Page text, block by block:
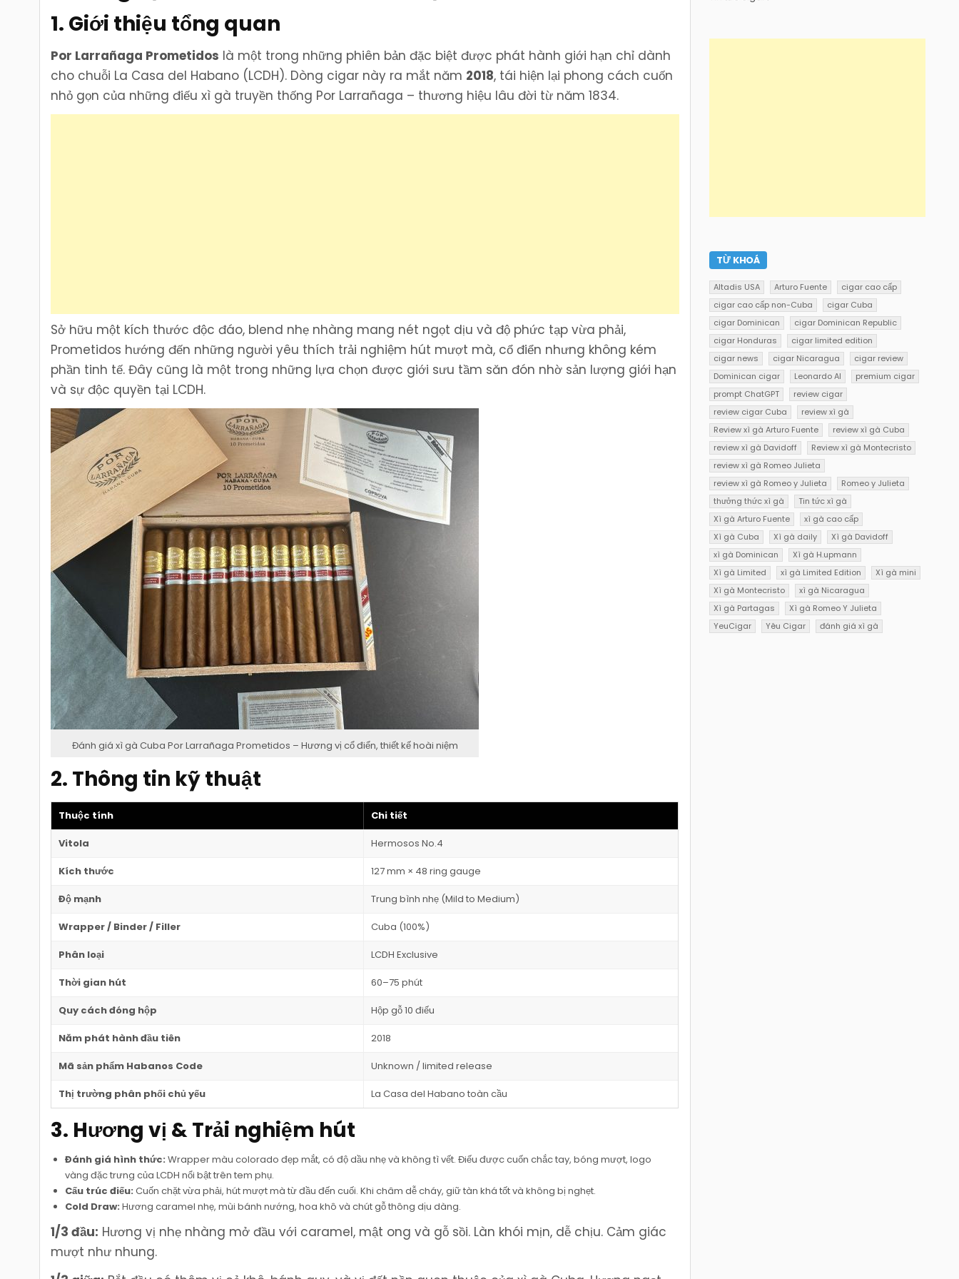
1. Giới thiệu tổng quan
Por Larrañaga Prometidos là một trong những phiên bản đặc biệt được phát hành giới hạn chỉ dành
cho chuỗi La Casa del Habano (LCDH). Dòng cigar này ra mắt năm 2018, tái hiện lại phong cách cuốn
nhỏ gọn của những điếu xì gà truyền thống Por Larrañaga – thương hiệu lâu đời từ năm 1834.
Sở hữu một kích thước độc đáo, blend nhẹ nhàng mang nét ngọt dịu và độ phức tạp vừa phải,
Prometidos hướng đến những người yêu thích trải nghiệm hút mượt mà, cổ điển nhưng không kém
phần tinh tế. Đây cũng là một trong những lựa chọn được giới sưu tầm săn đón nhờ sản lượng giới hạn
và sự độc quyền tại LCDH.
Đánh giá xì gà Cuba Por Larrañaga Prometidos – Hương vị cổ điển, thiết kế hoài niệm
2. Thông tin kỹ thuật
Thuộc tính Chi tiết
Vitola Hermosos No.4
Kích thước 127 mm × 48 ring gauge
Độ mạnh Trung bình nhẹ (Mild to Medium)
Wrapper / Binder / Filler Cuba (100%)
Phân loại LCDH Exclusive
Thời gian hút 60–75 phút
Quy cách đóng hộp Hộp gỗ 10 điếu
Năm phát hành đầu tiên 2018
Mã sản phẩm Habanos Code Unknown / limited release
Thị trường phân phối chủ yếu La Casa del Habano toàn cầu
3. Hương vị & Trải nghiệm hút
Đánh giá hình thức: Wrapper màu colorado đẹp mắt, có độ dầu nhẹ và không tì vết. Điếu được cuốn chắc tay, bóng mượt, logo
vàng đặc trưng của LCDH nổi bật trên tem phụ.
Cấu trúc điếu: Cuốn chặt vừa phải, hút mượt mà từ đầu đến cuối. Khi châm dễ cháy, giữ tàn khá tốt và không bị nghẹt.
Cold Draw: Hương caramel nhẹ, mùi bánh nướng, hoa khô và chút gỗ thông dịu dàng.
1/3 đầu: Hương vị nhẹ nhàng mở đầu với caramel, mật ong và gỗ sồi. Làn khói mịn, dễ chịu. Cảm giác
mượt như nhung.
TỪ KHOÁ
Altadis USA Arturo Fuente
cigar cao cấp
cigar cao cấp non-Cuba
cigar Cuba
cigar Dominican
cigar Dominican Republic
cigar Honduras
cigar limited edition
cigar news
cigar Nicaragua
cigar review
Dominican cigar
Leonardo AI
premium cigar
prompt ChatGPT
review cigar
review cigar Cuba
review xì gà
Review xì gà Arturo Fuente
review xì gà Cuba
review xì gà Davidoff
Review xì gà Montecristo
review xì gà Romeo Julieta
review xì gà Romeo y Julieta
Romeo y Julieta
thưởng thức xì gà
Tin tức xì gà
Xì gà Arturo Fuente
xì gà cao cấp
Xì gà Cuba
Xì gà daily
Xì gà Davidoff
xì gà Dominican
Xì gà H.upmann
Xì gà Limited
xì gà Limited Edition
Xì gà mini
Xì gà Montecristo
xì gà Nicaragua
Xì gà Partagas
Xì gà Romeo Y Julieta
YeuCigar
Yêu Cigar đánh giá xì gà